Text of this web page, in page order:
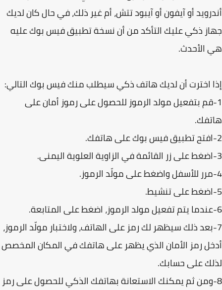
أو آيفون أو آيبود تتش، أم غير ذلك، في حال كان لديك
ذكي عليك التأكد من أن نسخة تطبيق فيس بوك عليه
الأحدث.
اخترت أن لديك هاتف ذكي سيطلب منك فيس بوك التالي:
قم بتفعيل مولد الرموز للحصول على رموز أمان على
ذلك سيظهر لك رمز على الهاتف، ولاختبار مولّد الرموز،
رمز الأمان الذي يظهر على هاتفك في المكان المخصص
على حسابك.
ومن ثم يمكنك الاستعانة بهاتفك الذكي للحصول على رمز